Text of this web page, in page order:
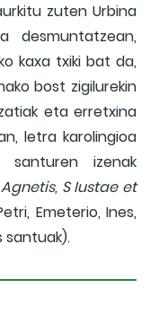
zuten Urbina
desmuntatzean,
kaxa txiki bat da,
bost zigilurekin
eta erretxina
letra karolingioa
santuren izenak
Agnetis, S Iustae et
Emeterio, Ines,
santuak).